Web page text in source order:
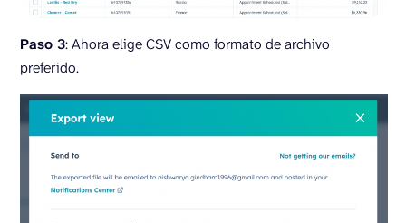
Paso 3: Ahora elige CSV como formato de archivo
preferido.